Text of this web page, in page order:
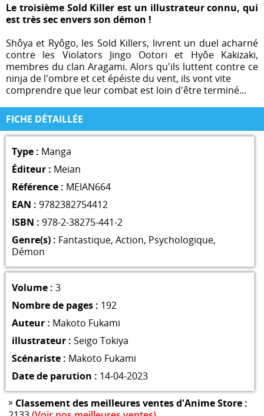
Le troisième Sold Killer est un illustrateur connu, qui
est très sec envers son démon !
Shôya et Ryôgo, les Sold Killers, livrent un duel acharné
contre les Violators Jingo Ootori et Hyôe Kakizaki,
membres du clan Aragami. Alors qu'ils luttent contre ce
ninja de l'ombre et cet épéiste du vent, ils vont vite
comprendre que leur combat est loin d'être terminé...
FICHE DÉTAILLÉE
Type : Manga
Éditeur : Meian
Référence : MEIAN664
EAN : 9782382754412
ISBN : 978-2-38275-441-2
Genre(s) : Fantastique, Action, Psychologique,
Démon
Volume : 3
Nombre de pages : 192
Auteur : Makoto Fukami
illustrateur : Seigo Tokiya
Scénariste : Makoto Fukami
Date de parution : 14-04-2023
» Classement des meilleures ventes d'Anime Store :